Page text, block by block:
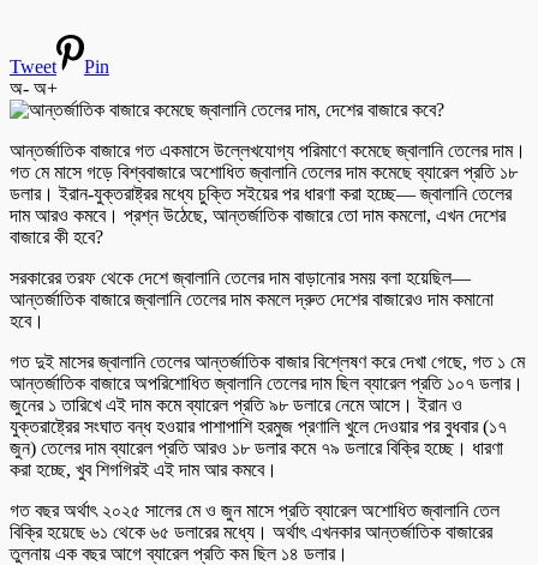
Tweet
Pin
অ- অ+
আন্তর্জাতিক বাজারে গত একমাসে উল্লেখযোগ্য পরিমাণে কমেছে জ্বালানি তেলের দাম।
গত মে মাসে গড়ে বিশ্ববাজারে অশোধিত জ্বালানি তেলের দাম কমেছে ব্যারেল প্রতি ১৮
ডলার। ইরান-যুক্তরাষ্ট্রর মধ্যে চুক্তি সইয়ের পর ধারণা করা হচ্ছে— জ্বালানি তেলের
দাম আরও কমবে। প্রশ্ন উঠেছে, আন্তর্জাতিক বাজারে তো দাম কমলো, এখন দেশের
বাজারে কী হবে?
সরকারের তরফ থেকে দেশে জ্বালানি তেলের দাম বাড়ানোর সময় বলা হয়েছিল—
আন্তর্জাতিক বাজারে জ্বালানি তেলের দাম কমলে দ্রুত দেশের বাজারেও দাম কমানো
হবে।
গত দুই মাসের জ্বালানি তেলের আন্তর্জাতিক বাজার বিশ্লেষণ করে দেখা গেছে, গত ১ মে
আন্তর্জাতিক বাজারে অপরিশোধিত জ্বালানি তেলের দাম ছিল ব্যারেল প্রতি ১০৭ ডলার।
জুনের ১ তারিখে এই দাম কমে ব্যারেল প্রতি ৯৮ ডলারে নেমে আসে। ইরান ও
যুক্তরাষ্ট্রের সংঘাত বন্ধ হওয়ার পাশাপাশি হরমুজ প্রণালি খুলে দেওয়ার পর বুধবার (১৭
জুন) তেলের দাম ব্যারেল প্রতি আরও ১৮ ডলার কমে ৭৯ ডলারে বিক্রি হচ্ছে। ধারণা
করা হচ্ছে, খুব শিগগিরই এই দাম আর কমবে।
গত বছর অর্থাৎ ২০২৫ সালের মে ও জুন মাসে প্রতি ব্যারেল অশোধিত জ্বালানি তেল
বিক্রি হয়েছে ৬১ থেকে ৬৫ ডলারের মধ্যে। অর্থাৎ এখনকার আন্তর্জাতিক বাজারের
তুলনায় এক বছর আগে ব্যারেল প্রতি কম ছিল ১৪ ডলার।